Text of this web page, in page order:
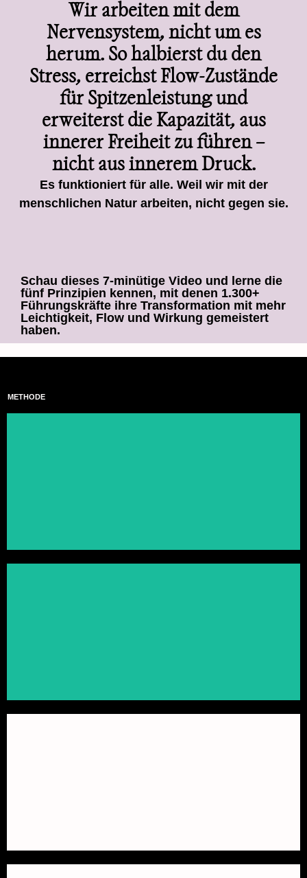
Wir arbeiten mit dem
Nervensystem, nicht um es
herum. So halbierst du den
Stress, erreichst Flow-Zustände
für Spitzenleistung und
erweiterst die Kapazität, aus
innerer Freiheit zu führen –
nicht aus innerem Druck.
Es funktioniert für alle. Weil wir mit der
menschlichen Natur arbeiten, nicht gegen sie.
Schau dieses 7-minütige Video und lerne die
fünf Prinzipien kennen, mit denen 1.300+
Führungskräfte ihre Transformation mit mehr
Leichtigkeit, Flow und Wirkung gemeistert
haben.
METHODE